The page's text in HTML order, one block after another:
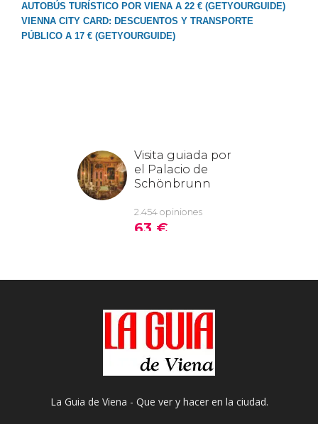
AUTOBÚS TURÍSTICO POR VIENA A 22 € (GETYOURGUIDE)
VIENNA CITY CARD: DESCUENTOS Y TRANSPORTE
PÚBLICO A 17 € (GETYOURGUIDE)
La Guia de Viena - Que ver y hacer en la ciudad.